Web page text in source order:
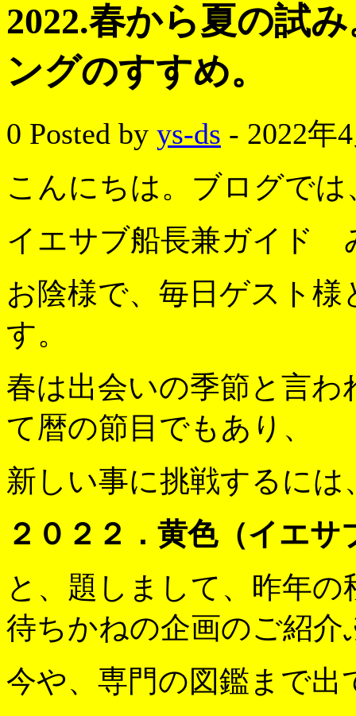
2022.春から夏の試
ングのすすめ。
0 Posted by ys-ds - 2022年
こんにちは。ブログで
イエサブ船長兼ガイド
お陰様で、毎日ゲスト
す。
春は出会いの季節と言
て暦の節目でもあり、
新しい事に挑戦するに
２０２２．黄色（イエ
と、題しまして、昨年
待ちかねの企画のご紹
今や、専門の図鑑まで